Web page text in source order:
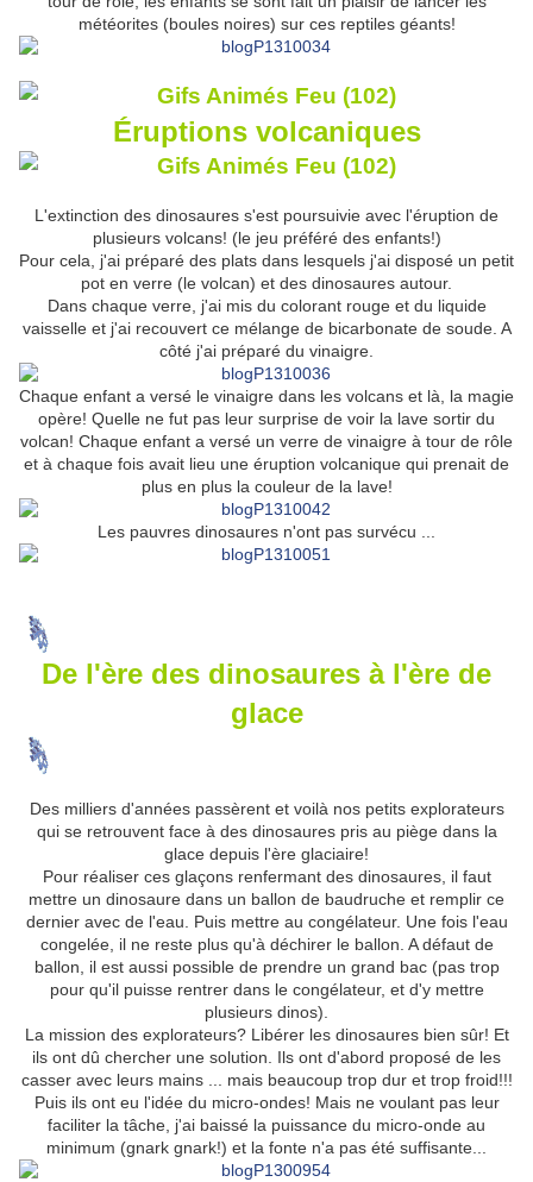
météorites (boules noires) sur ces reptiles géants!
Éruptions volcaniques
L'extinction des dinosaures s'est poursuivie avec l'éruption de
plusieurs volcans! (le jeu préféré des enfants!)
Pour cela, j'ai préparé des plats dans lesquels j'ai disposé un petit
pot en verre (le volcan) et des dinosaures autour.
Dans chaque verre, j'ai mis du colorant rouge et du liquide
vaisselle et j'ai recouvert ce mélange de bicarbonate de soude. A
côté j'ai préparé du vinaigre.
Chaque enfant a versé le vinaigre dans les volcans et là, la magie
opère! Quelle ne fut pas leur surprise de voir la lave sortir du
volcan! Chaque enfant a versé un verre de vinaigre à tour de rôle
et à chaque fois avait lieu une éruption volcanique qui prenait de
plus en plus la couleur de la lave!
Les pauvres dinosaures n'ont pas survécu ...
De l'ère des dinosaures à l'ère de
glace
Des milliers d'années passèrent et voilà nos petits explorateurs
qui se retrouvent face à des dinosaures pris au piège dans la
glace depuis l'ère glaciaire!
Pour réaliser ces glaçons renfermant des dinosaures, il faut
mettre un dinosaure dans un ballon de baudruche et remplir ce
dernier avec de l'eau. Puis mettre au congélateur. Une fois l'eau
congelée, il ne reste plus qu'à déchirer le ballon. A défaut de
ballon, il est aussi possible de prendre un grand bac (pas trop
pour qu'il puisse rentrer dans le congélateur, et d'y mettre
plusieurs dinos).
La mission des explorateurs? Libérer les dinosaures bien sûr! Et
ils ont dû chercher une solution. Ils ont d'abord proposé de les
casser avec leurs mains ... mais beaucoup trop dur et trop froid!!!
Puis ils ont eu l'idée du micro-ondes! Mais ne voulant pas leur
faciliter la tâche, j'ai baissé la puissance du micro-onde au
minimum (gnark gnark!) et la fonte n'a pas été suffisante...